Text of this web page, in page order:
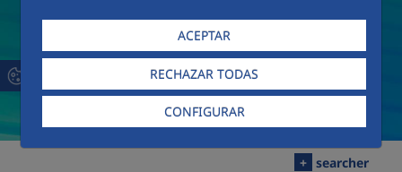
ACEPTAR
RECHAZAR TODAS
CONFIGURAR
+ searcher